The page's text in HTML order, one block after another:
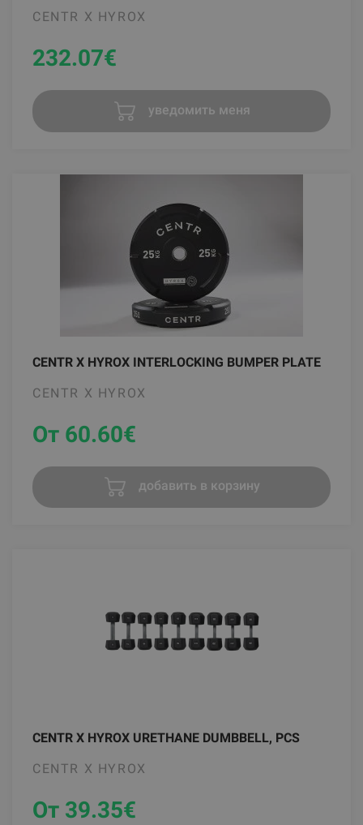
CENTR X HYROX
232.07€
уведомить меня
CENTR X HYROX INTERLOCKING BUMPER PLATE
CENTR X HYROX
От 60.60€
добавить в корзину
CENTR X HYROX URETHANE DUMBBELL, PCS
CENTR X HYROX
От 39.35€